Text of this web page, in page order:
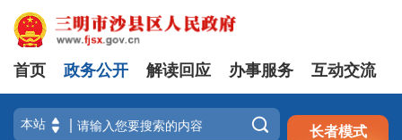
注册 登录
首页 政务公开 解读回应 办事服务 互动交流
 长者模式